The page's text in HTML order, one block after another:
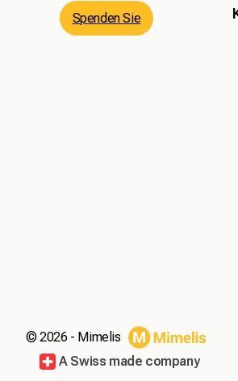
Spenden Sie
©2026 - Mimelis
A Swiss made company